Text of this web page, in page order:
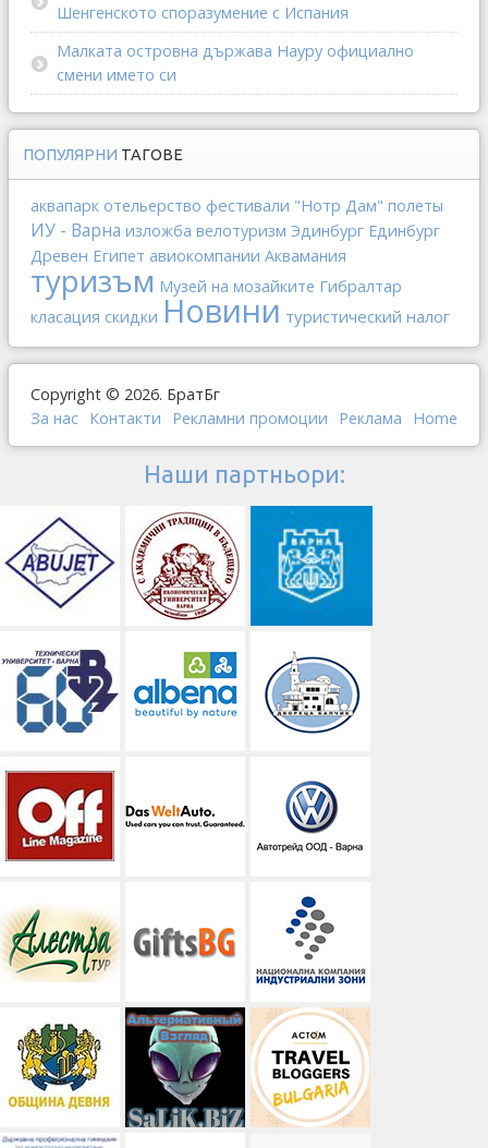
Шенгенското споразумение с Испания
Малката островна държава Науру официално
смени името си
ПОПУЛЯРНИ ТАГОВЕ
аквапарк отельерство фестивали "Нотр Дам" полеты
ИУ - Варна изложба велотуризм Эдинбург Единбург
Древен Египет авиокомпании Аквамания
туризъм Музей на мозайките Гибралтар
класация скидки Новини туристический налог
Copyright © 2026. БратБг
За нас Контакти Рекламни промоции Реклама Home
Наши партньори: